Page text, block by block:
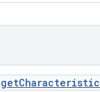
getCharacteristic